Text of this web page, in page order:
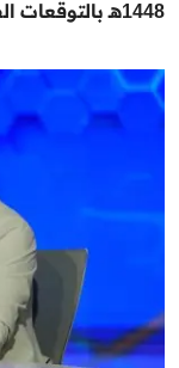
1448هـ بالتوقعات الفلكية